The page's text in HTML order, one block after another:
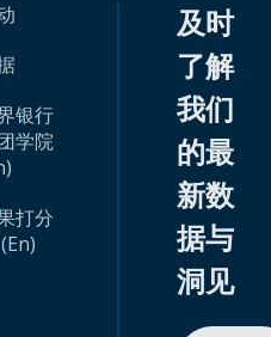
银行
学院
打分
及时
了解
我们
的最
新数
据与
洞见